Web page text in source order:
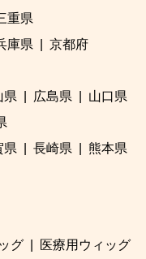
重県
庫県
京都府
県 広島県
山口県
県 長崎県
熊本県
グ
医療用ウィッグ